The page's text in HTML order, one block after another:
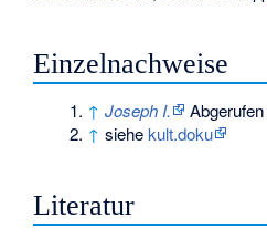
Einzelnachweise
↑ Joseph I.
↑ siehekult.doku
Literatur